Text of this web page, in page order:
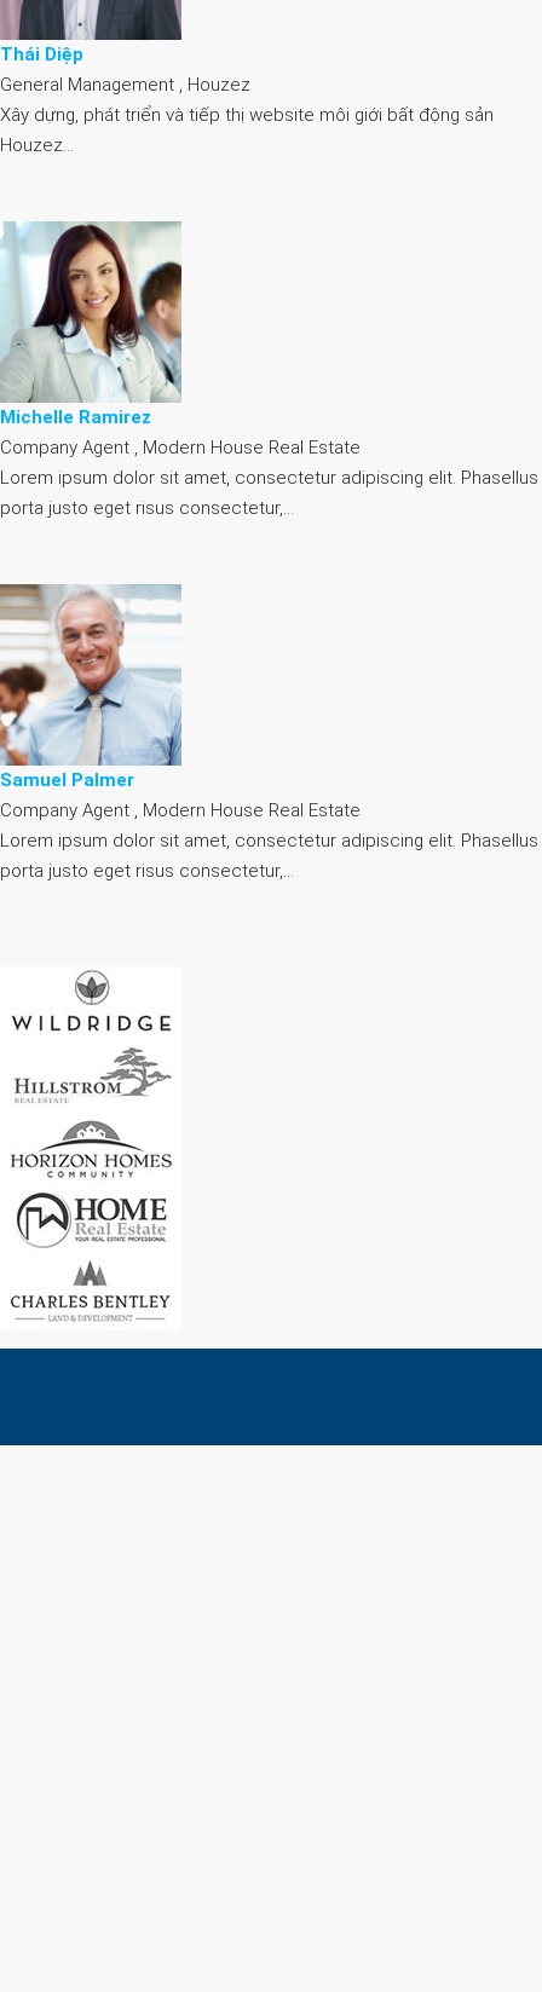
Thái Diệp
General Management , Houzez
Xây dựng, phát triển và tiếp thị website môi giới bất động sản
Houzez…
Michelle Ramirez
Company Agent , Modern House Real Estate
Lorem ipsum dolor sit amet, consectetur adipiscing elit. Phasellus
porta justo eget risus consectetur,…
Samuel Palmer
Company Agent , Modern House Real Estate
Lorem ipsum dolor sit amet, consectetur adipiscing elit. Phasellus
porta justo eget risus consectetur,…